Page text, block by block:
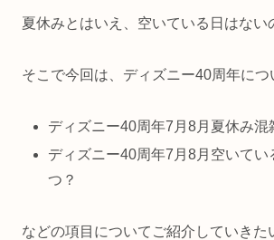
夏休みとはいえ、空いている日はない
そこで今回は、ディズニー40周年につ
ディズニー40周年7月8月夏休み混
ディズニー40周年7月8月空いてい
つ？
などの項目についてご紹介していきた